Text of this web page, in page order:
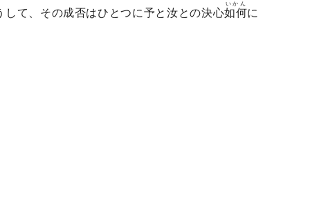
て、その成否はひとつに予と汝との決心如何
いかん
に